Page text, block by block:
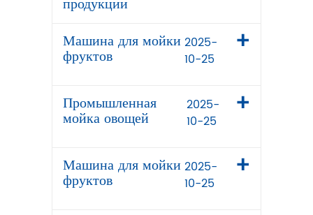
Машина для мойки
фруктов
2025-
10-25
Промышленная
мойка овощей
2025-
10-25
Машина для мойки
фруктов
2025-
10-25